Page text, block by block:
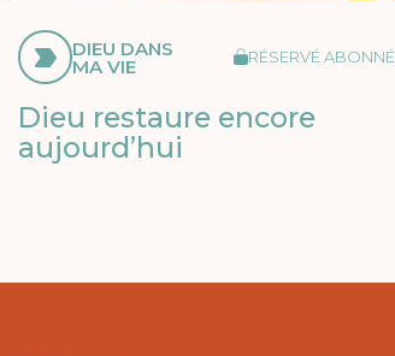
DIEU DANS
MA VIE RÉSERVÉ
Dieu restaure encore
aujourd’hui